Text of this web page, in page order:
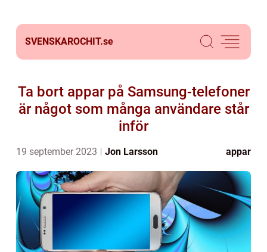
SVENSKAROCHIT.se
Ta bort appar på Samsung-telefoner
är något som många användare står
inför
19 september 2023 Jon Larsson appar